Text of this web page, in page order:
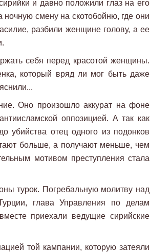
и давно положили глаз на его
смену на скотобойню, где они
разбили женщине голову, а ее
себя перед красотой женщины.
который вряд ли мог быть даже
Оно произошло аккурат на фоне
оппозицией. А так как
убийства отец одного из подонков
больше, а получают меньше, чем
мотивом преступления стала
турок. Погребальную молитву над
глава Управления по делам
приехали ведущие сирийские
той кампании, которую затеяли